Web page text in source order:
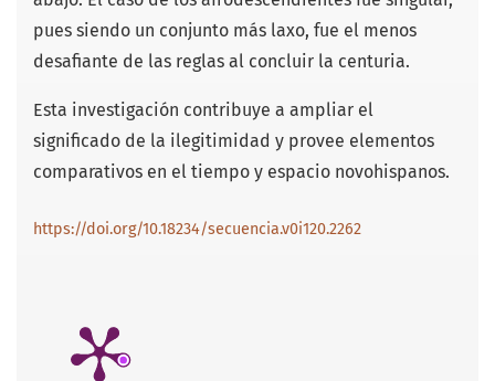
pues siendo un conjunto más laxo, fue el menos
desafiante de las reglas al concluir la centuria.
Esta investigación contribuye a ampliar el
significado de la ilegitimidad y provee elementos
comparativos en el tiempo y espacio novohispanos.
https://doi.org/10.18234/secuencia.v0i120.2262